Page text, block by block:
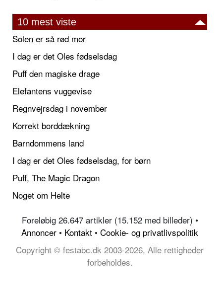
10 mest viste
Solen er så rød mor
I dag er det Oles fødselsdag
Puff den magiske drage
Elefantens vuggevise
Regnvejrsdag i november
Korrekt borddækning
Barndommens land
I dag er det Oles fødselsdag, for børn
Puff, The Magic Dragon
Noget om Helte
Foreløbig 26.647 artikler (15.152 med billeder) •
Annoncer • Kontakt • Cookie- og privatlivspolitik
Copyright © festabc.dk 2003-2026, Alle rettigheder
forbeholdes.